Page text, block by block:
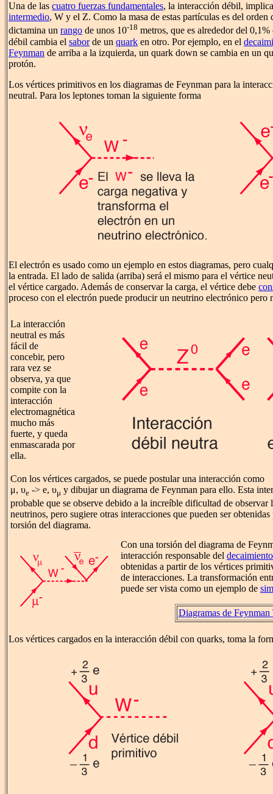
Una de las cuatro fuerzas fundamentales, la interacción débil,
intermedio, W y el Z. Como la masa de estas partículas es del
dictamina un rango de unos 10-18 metros, que es alrededor del
débil cambia el saborde un quark en otro. Por ejemplo, en el
Feynman de arriba a la izquierda, un quark down se cambia en un
protón.
Los vértices primitivos en los diagramas de Feynman para la
neutral. Para los leptones toman la siguiente forma
El electrón es usado como un ejemplo en estos diagramas, pero
la entrada. El lado de salida (arriba) será el mismo para el vértice
el vértice cargado. Además de conservar la carga, el vértice debe
proceso con el electrón puede producir un neutrino electrónico pero
La interacción
neutral es más
fácil de
concebir, pero
rara vez se
observa, ya que
compite con la
interacción
electromagnética
mucho más
fuerte, y queda
enmascarada por
ella.
Con los vértices cargados, se puede postular una interacción como
μ, υe -> e, υμ y dibujar un diagrama de Feynman para ello. Esta
probable que se observe debido a la increíble dificultad de observar
neutrinos, pero sugiere otras interacciones que pueden ser
torsión del diagrama.
Con una torsión del diagrama de
interacción responsable del
obtenidas a partir de los vértices
de interacciones. La transformación
puede ser vista como un ejemplo de
Diagramas de
Los vértices cargados en la interacción débil con quarks, toma la